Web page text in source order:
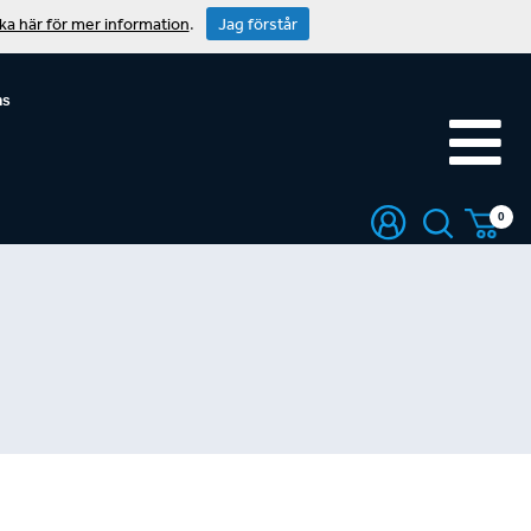
0
här för mer information. Jag förstår